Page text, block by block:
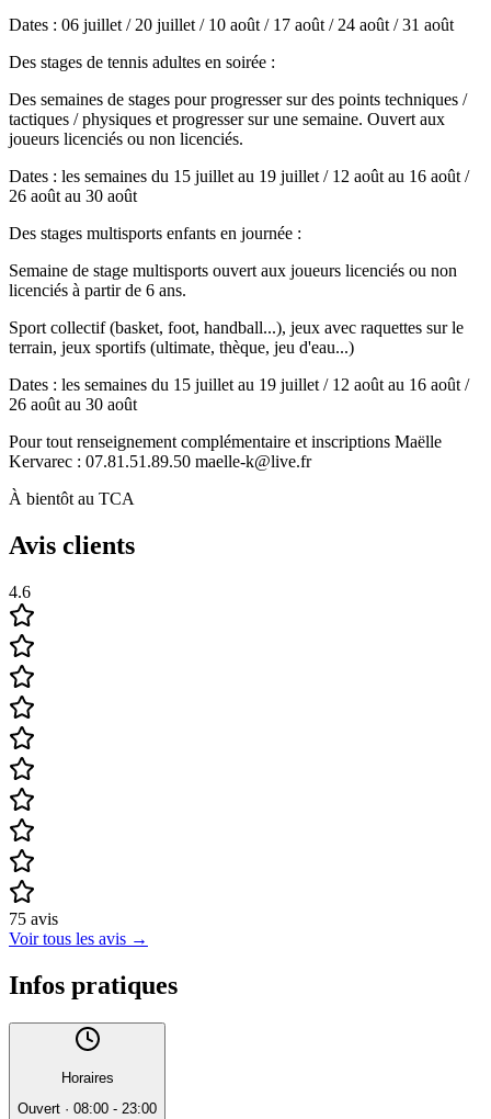
Dates : 06 juillet / 20 juillet / 10 août / 17 août / 24 août / 31 août
Des stages de tennis adultes en soirée :
Des semaines de stages pour progresser sur des points techniques /
tactiques / physiques et progresser sur une semaine. Ouvert aux
joueurs licenciés ou non licenciés.
Dates : les semaines du 15 juillet au 19 juillet / 12 août au 16 août /
26 août au 30 août
Des stages multisports enfants en journée :
Semaine de stage multisports ouvert aux joueurs licenciés ou non
licenciés à partir de 6 ans.
Sport collectif (basket, foot, handball...), jeux avec raquettes sur le
terrain, jeux sportifs (ultimate, thèque, jeu d'eau...)
Dates : les semaines du 15 juillet au 19 juillet / 12 août au 16 août /
26 août au 30 août
Pour tout renseignement complémentaire et inscriptions Maëlle
Kervarec : 07.81.51.89.50 maelle-k@live.fr
À bientôt au TCA
Avis clients
4.6
75 avis
Voir tous les avis →
Infos pratiques
Horaires
Ouvert · 08:00 - 23:00